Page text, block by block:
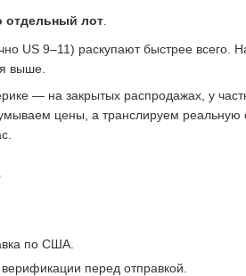
отдельный лот
US 9–11) раскупают быстрее всего.
выше.
— на закрытых распродажах, у
цены, а транслируем реальную
по США.
перед отправкой.